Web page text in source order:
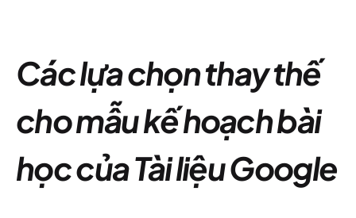
Các lựa chọn thay thế
cho mẫu kế hoạch bài
học của Tài liệu Google